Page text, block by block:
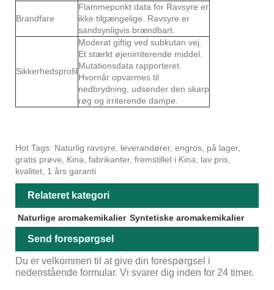
Brandfare
Flammepunkt data for Ravsyre er
ikke tilgængelige. Ravsyre er
sandsynligvis brændbart.
Sikkerhedsprofil
Moderat giftig ved subkutan vej.
Et stærkt øjenirriterende middel.
Mutationsdata rapporteret.
Hvornår opvarmes til
nedbrydning, udsender den skarp
røg og irriterende dampe.
Hot Tags: Naturlig ravsyre, leverandører, engros, på lager,
gratis prøve, Kina, fabrikanter, fremstillet i Kina, lav pris,
kvalitet, 1 års garanti
Relateret kategori
Naturlige aromakemikalier Syntetiske aromakemikalier
Send forespørgsel
Du er velkommen til at give din forespørgsel i
nedenstående formular. Vi svarer dig inden for 24 timer.